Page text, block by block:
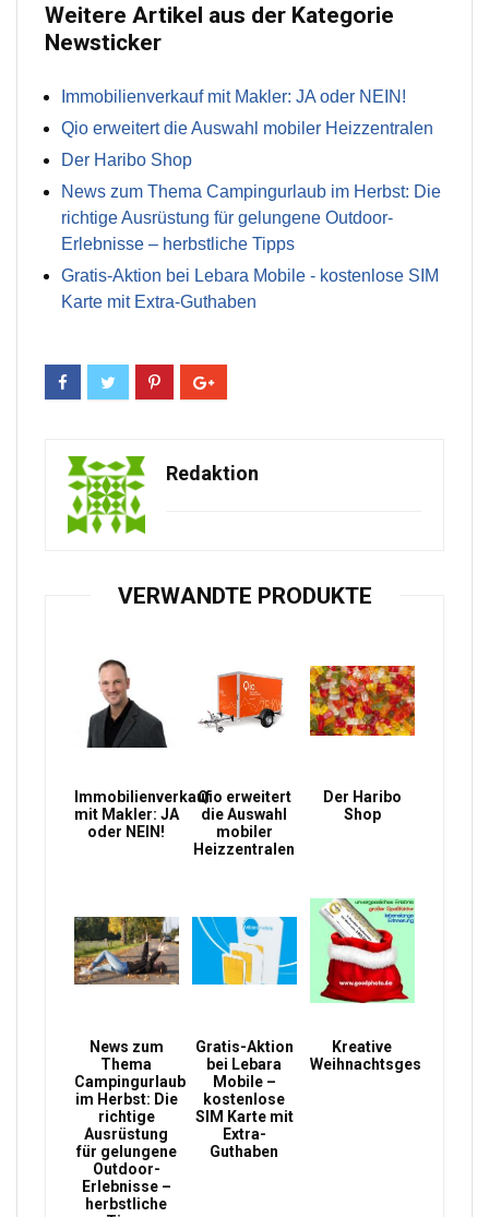
Weitere Artikel aus der Kategorie
Newsticker
Immobilienverkauf mit Makler: JA oder NEIN!
Qio erweitert die Auswahl mobiler Heizzentralen
Der Haribo Shop
News zum Thema Campingurlaub im Herbst: Die
richtige Ausrüstung für gelungene Outdoor-
Erlebnisse – herbstliche Tipps
Gratis-Aktion bei Lebara Mobile - kostenlose SIM
Karte mit Extra-Guthaben
Redaktion
VERWANDTE PRODUKTE
Immobilienverkauf
mit Makler: JA
oder NEIN!
Qio erweitert
die Auswahl
mobiler
Heizzentralen
Der Haribo
Shop
News zum
Thema
Campingurlaub
im Herbst: Die
richtige
Ausrüstung
für gelungene
Outdoor-
Erlebnisse –
herbstliche
Gratis-Aktion
bei Lebara
Mobile –
kostenlose
SIM Karte mit
Extra-
Guthaben
Kreative
Weihnachtsgeschenke